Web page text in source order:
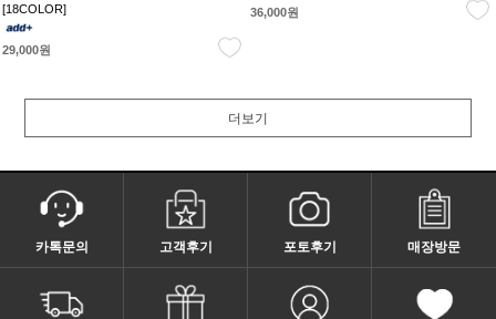
[18COLOR]
29,000원
36,000원
더보기
카톡문의 고객후기 포토후기 매장방문